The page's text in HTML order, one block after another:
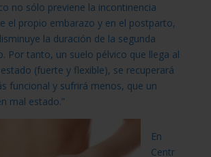
no sólo previene la incontinencia
el propio embarazo y en el postparto,
la duración de la segunda
Por tanto, un suelo pélvico que llega al
(fuerte y flexible), se recuperará
funcional y sufrirá menos, que un
mal estado.”
En
Centr